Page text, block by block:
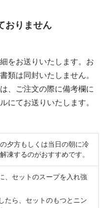
おりません
をお送りいたします。お
類は同封いたしません。
、ご注文の際に備考欄に
にてお送りいたします。
夕方もしくは当日の朝に冷
凍するのがおすすめです。
、セットのスープを入れ強
たら、セットのもつとニン